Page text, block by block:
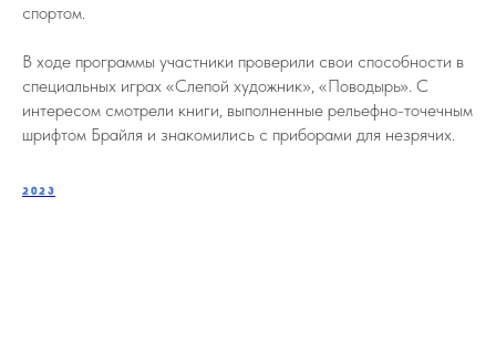
спортом.
В ходе программы участники проверили свои способности в
специальных играх «Слепой художник», «Поводырь». С
интересом смотрели книги, выполненные рельефно-точечным
шрифтом Брайля и знакомились с приборами для незрячих.
2023